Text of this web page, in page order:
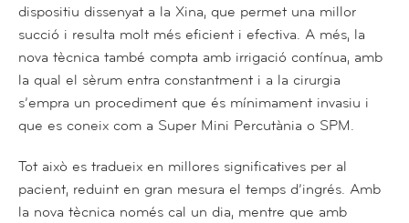
dispositiu dissenyat a la Xina, que permet una millor
succió i resulta molt més eficient i efectiva. A més, la
nova tècnica també compta amb irrigació contínua, amb
la qual el sèrum entra constantment i a la cirurgia
s’empra un procediment que és mínimament invasiu i
que es coneix com a Super Mini Percutània o SPM.
Tot això es tradueix en millores significatives per al
pacient, reduint en gran mesura el temps d’ingrés. Amb
la nova tècnica només cal un dia, mentre que amb